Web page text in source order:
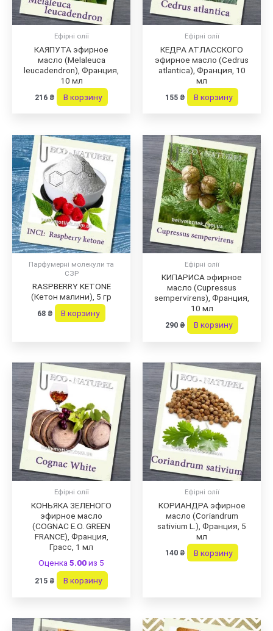
Ефірні олії
КАЯПУТА эфирное
масло (Melaleuca
leucadendron), Франция,
10 мл
216 ₴ В корзину
Ефірні олії
КЕДРА АТЛАССКОГО
эфирное масло (Cedrus
atlantica), Франция, 10
мл
155 ₴ В корзину
Парфумерні молекули та
СЗР
RASPBERRY KETONE
(Кетон малини), 5 гр
68 ₴ В корзину
Ефірні олії
КИПАРИСА эфирное
масло (Cupressus
sempervirens), Франция,
10 мл
290 ₴ В корзину
Ефірні олії
КОНЬЯКА ЗЕЛЕНОГО
эфирное масло
(COGNAC E.O. GREEN
FRANCE), Франция,
Грасс, 1 мл
Оценка5.00из 5
215 ₴ В корзину
Ефірні олії
КОРИАНДРА эфирное
масло (Coriandrum
sativium L.), Франция, 5
мл
140 ₴ В корзину